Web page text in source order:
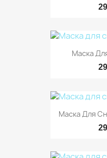
Маска
Маска Для